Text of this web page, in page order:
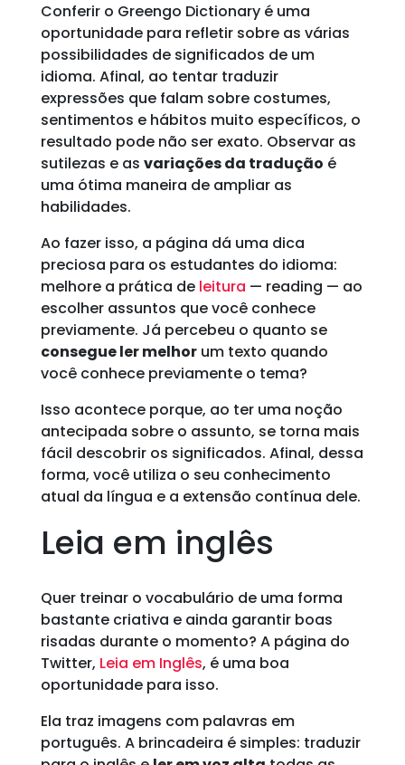
Conferir o Greengo Dictionary é uma
oportunidade para refletir sobre as várias
possibilidades de significados de um
idioma. Afinal, ao tentar traduzir
expressões que falam sobre costumes,
sentimentos e hábitos muito específicos, o
resultado pode não ser exato. Observar as
sutilezas e as variações da tradução é
uma ótima maneira de ampliar as
habilidades.
Ao fazer isso, a página dá uma dica
preciosa para os estudantes do idioma:
melhore a prática deleitura — reading — ao
escolher assuntos que você conhece
previamente. Já percebeu o quanto se
consegue ler melhorum texto quando
você conhece previamente o tema?
Isso acontece porque, ao ter uma noção
antecipada sobre o assunto, se torna mais
fácil descobrir os significados. Afinal, dessa
forma, você utiliza o seu conhecimento
atual da língua e a extensão contínua dele.
Leia em inglês
Quer treinar o vocabulário de uma forma
bastante criativa e ainda garantir boas
risadas durante o momento? A página do
Twitter, Leia em Inglês, é uma boa
oportunidade para isso.
Ela traz imagens com palavras em
português. A brincadeira é simples: traduzir